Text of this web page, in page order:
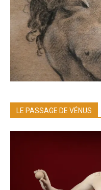
LE PASSAGE DE VÉNUS